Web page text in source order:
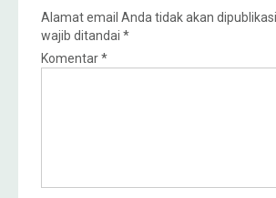
Alamat email Anda tidak akan
wajib ditandai *
Komentar*